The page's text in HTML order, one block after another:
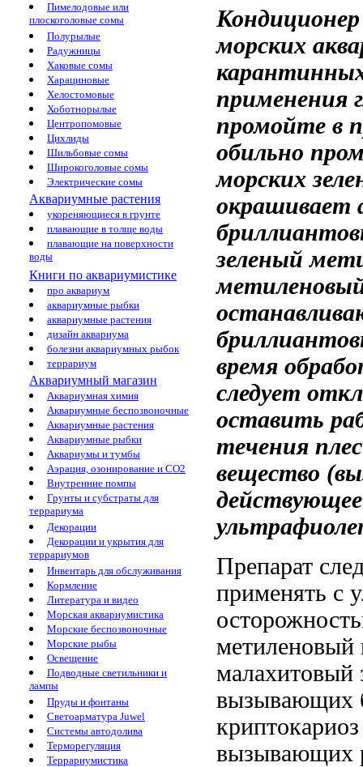
Пимелодовые или
плоскоголовые сомы
Полурылые
Радужницы
Хаковые сомы
Харациновые
Хелостомовые
Хоботнорылые
Центропомовые
Цихлиды
Шильбовые сомы
Широкоголовые сомы
Электрические сомы
Аквариумные растения
укореняющиеся в грунте
плавающие в толще воды
плавающие на поверхности
воды
Книги по аквариумистике
про аквариум
аквариумные рыбки
аквариумные растения
дизайн аквариума
болезни аквариумных рыбок
террариум
Аквариумный магазин
Аквариумная химия
Аквариумные беспозвоночные
Аквариумные растения
Аквариумные рыбки
Аквариумы и тумбы
Аэрация, озонирование и CO2
Внутренние помпы
Грунты и субстраты для
террариума
Декорации
Декорации и укрытия для
террариумов
Инвентарь для обслуживания
Кормление
Литература и видео
Морская аквариумистика
Морские беспозвоночные
Морские рыбы
Освещение
Подводные светильники и
лампы
Пруды и фонтаны
Светоарматура Juwel
Системы автодолива
Терморегуляция
Террариумистика
морских
применения
промойте в
обильно
морских
окрашивает
зеленый
время
следует
оставить
течения
вещество
действующее
Препарат
применять с
метиленовый
малахитовый
вызывающих
криптокариоз
вызывающих